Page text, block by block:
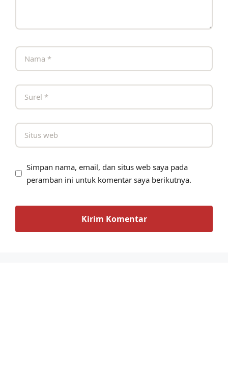
Simpan nama, email, dan situs web saya pada
peramban ini untuk komentar saya berikutnya.